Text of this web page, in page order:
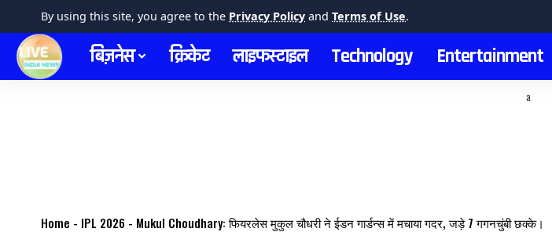
By using this site, you agree to the Privacy Policy and Terms of Use.
बिज़नेस क्रिकेट लाइफस्टाइल Technology Entertainment
a
Home - IPL 2026 - Mukul Choudhary: फियरलेस मुकुल चौधरी ने ईडन गार्डन्स में मचाया गदर, जड़े 7 गगनचुंबी छक्के।